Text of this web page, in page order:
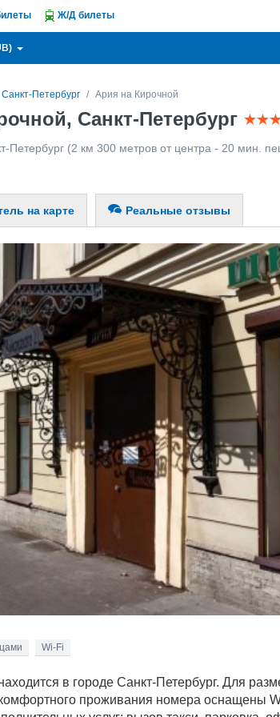
Ж/Д билеты
Санкт-Петербург Ария на Кирочной
Санкт-Петербург
Петербург (2 км 300 метров от центра - 20 мин.
на карте Реальные отзывы
Wi-Fi
в городе Санкт-Петербург. Для
проживания номера оснащены